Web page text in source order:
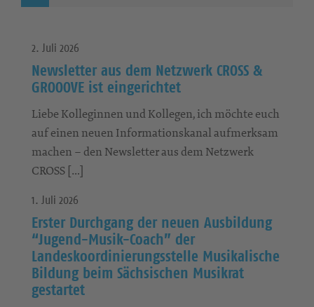
2. Juli 2026
Newsletter aus dem Netzwerk CROSS &
GROOOVE ist eingerichtet
Liebe Kolleginnen und Kollegen, ich möchte euch
auf einen neuen Informationskanal aufmerksam
machen – den Newsletter aus dem Netzwerk
CROSS […]
1. Juli 2026
Erster Durchgang der neuen Ausbildung
“Jugend-Musik-Coach” der
Landeskoordinierungsstelle Musikalische
Bildung beim Sächsischen Musikrat
gestartet